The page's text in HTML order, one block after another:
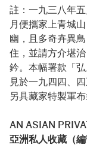
註：一九三八年
月便攜家上青城
幽，且多奇卉異
住，並請方介堪
鈐。本幅署款「
見於一九四四、四
另具藏家特製軍布
AN ASIAN
亞洲私人收藏（編